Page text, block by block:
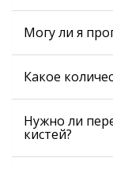
Могу ли я
Какое
Нужно ли
кистей?